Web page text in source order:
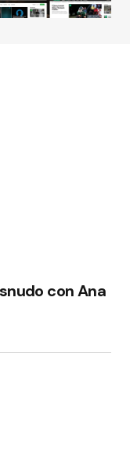
con Ana